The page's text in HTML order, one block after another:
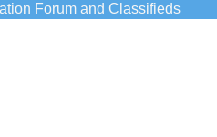
Forum and Classifieds